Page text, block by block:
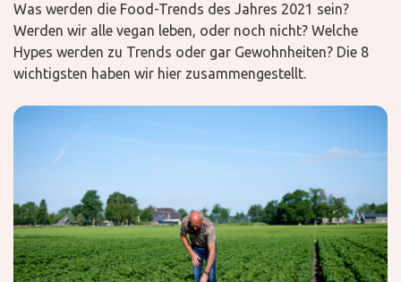
Kontakt
Rezepte
Was werden die Food-Trends des Jahres 2021 sein?
Werden wir alle vegan leben, oder noch nicht? Welche
Hypes werden zu Trends oder gar Gewohnheiten? Die 8
wichtigsten haben wir hier zusammengestellt.